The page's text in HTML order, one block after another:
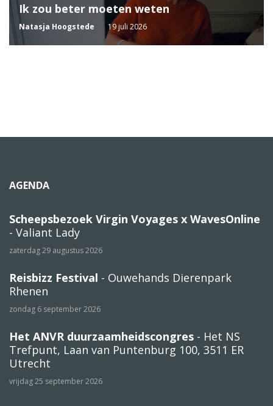
Ik zou beter moeten weten
Natasja Hoogstede 19 juli 2026
AGENDA
Scheepsbezoek Virgin Voyages x WavesOnline
- Valiant Lady
zaterdag 29 augustus 2026
Reisbizz Festival - Ouwehands Dierenpark
Rhenen
zondag 6 september 2026
Het ANVR duurzaamheidscongres - Het NS
Trefpunt, Laan van Puntenburg 100, 3511 ER
Utrecht
vrijdag 25 september 2026